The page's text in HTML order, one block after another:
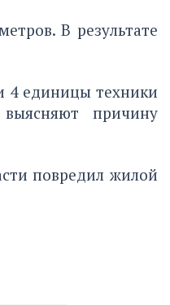
В результате
4 единицы техники
причину
повредил жилой